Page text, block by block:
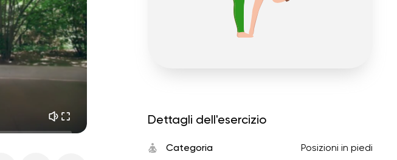
02:00
02:00
02:00
Dettagli dell'esercizio
Categoria Posizioni in piedi